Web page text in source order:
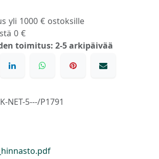
yli 1000 € ostoksille
0 €
toimitus: 2-5 arkipäivää
NET-5---/P1791